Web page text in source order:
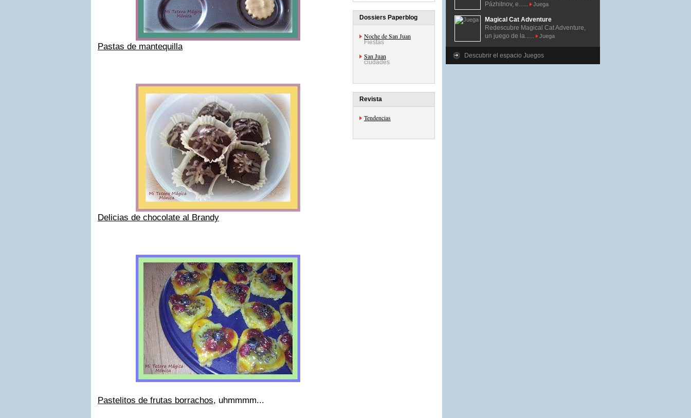
Pastas de mantequilla
Delicias de chocolate al Brandy
Pastelitos de frutas borrachos, uhmmmm...
Dossiers Paperblog
Noche de San Juan
Fiestas
San Juan
ciudades
Revista
Tendencias
Pázhitnov, e......
Juega
Magical Cat Adventure
Redescubre Magical Cat Adventure,
un juego de la......
Juega
Descubrir el espacio Juegos